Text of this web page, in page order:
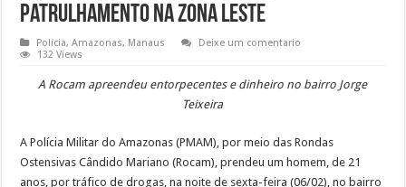
patrulhamento na zona leste
Polícia,Amazonas, Manaus
Deixe um comentario
132 Views
A Rocam apreendeu entorpecentes e dinheiro no bairro Jorge
Teixeira
A Polícia Militar do Amazonas (PMAM), por meio das Rondas
Ostensivas Cândido Mariano (Rocam), prendeu um homem, de 21
anos, por tráfico de drogas, na noite de sexta-feira (06/02), no bairro